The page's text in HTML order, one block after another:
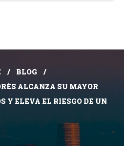
BLOG
ALCANZA SU MAYOR
Y ELEVA EL RIESGO DE UN